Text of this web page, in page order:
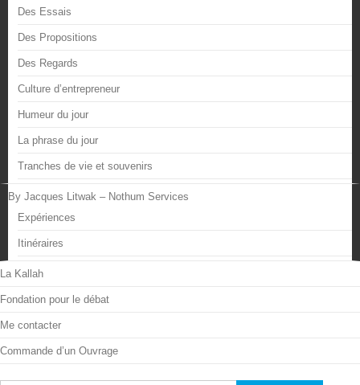
Des Essais
Des Propositions
Des Regards
Culture d’entrepreneur
Humeur du jour
La phrase du jour
Tranches de vie et souvenirs
By Jacques Litwak – Nothum Services
Expériences
Itinéraires
La Kallah
Fondation pour le débat
Me contacter
Commande d’un Ouvrage